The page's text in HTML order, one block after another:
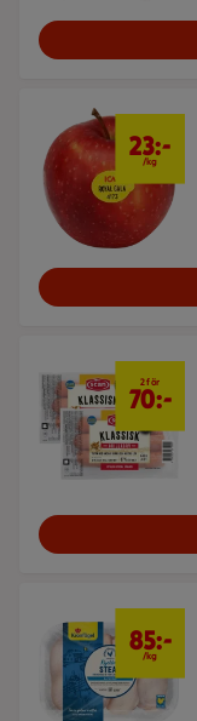
23:-
/kg
2 för 70 kr
2 för
70:-
85:-
/kg